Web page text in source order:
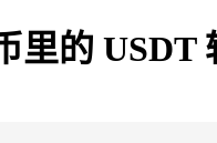
里的 USDT